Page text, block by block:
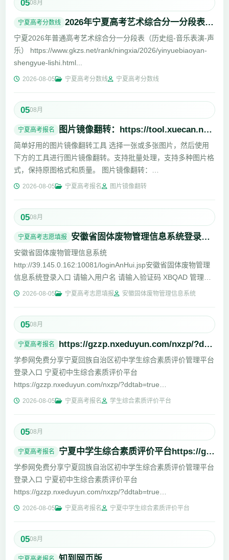
0508月
宁夏高考分数线 2026年宁夏高考艺术综合分一分段表（历史组-音乐表演-声乐）
宁夏2026年普通高考艺术综合分一分段表（历史组-音乐表演-声
乐） https://www.gkzs.net/rank/ningxia/2026/yinyuebiaoyan-
shengyue-lishi.html...
2026-08-05 宁夏高考分数线 宁夏高考分数线
0508月
宁夏高考报名 图片镜像翻转：https://tool.xuecan.net/flip/
简单好用的图片镜像翻转工具 选择一张或多张图片，然后使用
下方的工具进行图片镜像翻转。支持批量处理，支持多种图片格
式，保持原图格式和质量。 图片镜像翻转：
https://tool.xuecan....
2026-08-05 宁夏高考报名 图片镜像翻转
0508月
宁夏高考志愿填报 安徽省固体废物管理信息系统登录入口
安徽省固体废物管理信息系统
http://39.145.0.162:10081/loginAnHui.jsp安徽省固体废物管理
信息系统登录入口 请输入用户名 请输入验证码 XBQAD 管理用
户 企事业用户 记住密码安徽省固...
2026-08-05 宁夏高考志愿填报 安徽固体废物管理信息系统
0508月
宁夏高考报名 https://gzzp.nxeduyun.com/nxzp/?ddtab=true
学参网免费分享宁夏回族自治区初中学生综合素质评价管理平台
登录入口 宁夏初中生综合素质评价平台
https://gzzp.nxeduyun.com/nxzp/?ddtab=true
https://czzp.nxeduyun.com/cas/login?...
2026-08-05 宁夏高考报名 学生综合素质评价平台
0508月
宁夏高考报名 宁夏中学生综合素质评价平台https://gzzp.nxeduyun.com/nxzp/?ddtab=true
学参网免费分享宁夏回族自治区初中学生综合素质评价管理平台
登录入口 宁夏初中生综合素质评价平台
https://gzzp.nxeduyun.com/nxzp/?ddtab=true
https://czzp.nxeduyun.com/cas/login?...
2026-08-05 宁夏高考报名 宁夏中学生综合素质评价平台
0508月